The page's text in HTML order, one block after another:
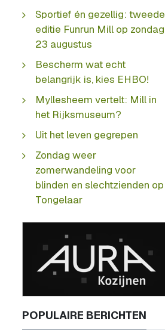
Sportief én gezellig: tweede
editie Funrun Mill op zondag
23 augustus
Bescherm wat echt
belangrijk is, kies EHBO!
Myllesheem vertelt: Mill in
het Rijksmuseum?
Uit het leven gegrepen
Zondag weer
zomerwandeling voor
blinden en slechtzienden op
Tongelaar
POPULAIRE BERICHTEN